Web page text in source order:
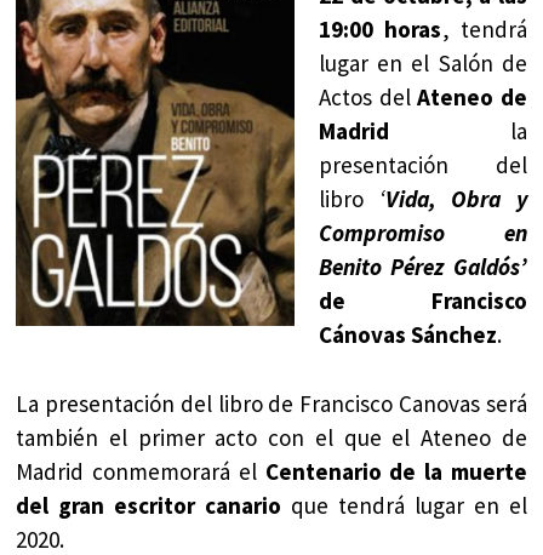
19:00 horas, tendrá
lugar en el Salón de
Actos delAteneo de
Madrid la
presentación del
libro ‘Vida, Obra y
Compromiso en
Benito Pérez Galdós’
de Francisco
Cánovas Sánchez.
La presentación del libro de Francisco Canovas será
también el primer acto con el que el Ateneo de
Madrid conmemorará el Centenario de la muerte
del gran escritor canario que tendrá lugar en el
2020.